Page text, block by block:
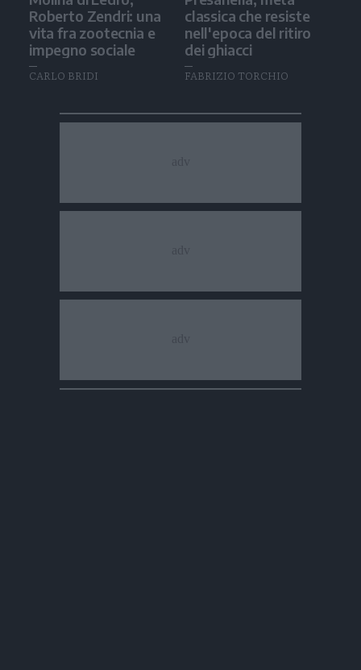
Roberto Zendri: una
vita fra zootecnia e
impegno sociale
CARLO BRIDI
classica che resiste
nell'epoca del ritiro
dei ghiacci
FABRIZIO TORCHIO